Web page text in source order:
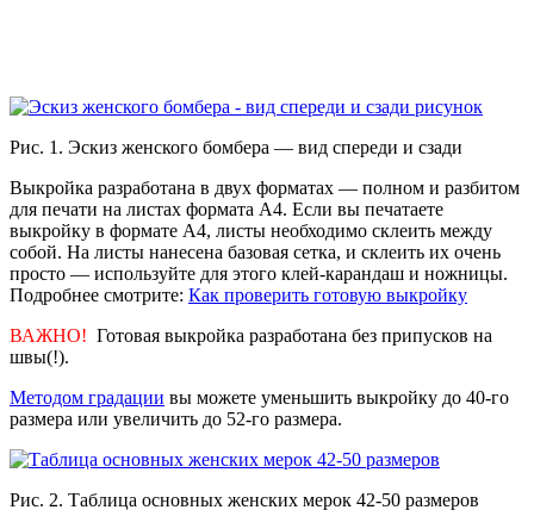
Рис. 1. Эскиз женского бомбера — вид спереди и сзади
Выкройка разработана в двух форматах — полном и разбитом
для печати на листах формата А4. Если вы печатаете
выкройку в формате А4, листы необходимо склеить между
собой. На листы нанесена базовая сетка, и склеить их очень
просто — используйте для этого клей-карандаш и ножницы.
Подробнее смотрите: Как проверить готовую выкройку
ВАЖНО! Готовая выкройка разработана без припусков на
швы(!).
Методом градации вы можете уменьшить выкройку до 40-го
размера или увеличить до 52-го размера.
Рис. 2. Таблица основных женских мерок 42-50 размеров